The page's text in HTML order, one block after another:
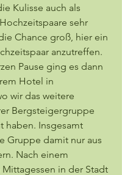
Kulisse auch als
sehr
Chance groß, hier ein
anzutreffen.
Pause ging es dann
Hotel in
wir das weitere
Bergsteigergruppe
haben. Insgesamt
Gruppe damit nur aus
Nach einem
in der Stadt